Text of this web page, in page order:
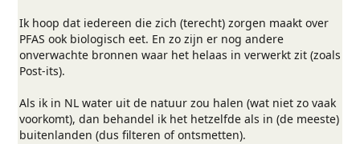
Ik hoop dat iedereen die zich (terecht) zorgen maakt over
PFAS ook biologisch eet. En zo zijn er nog andere
onverwachte bronnen waar het helaas in verwerkt zit (zoals
Post-its).
Als ik in NL water uit de natuur zou halen (wat niet zo vaak
voorkomt), dan behandel ik het hetzelfde als in (de meeste)
buitenlanden (dus filteren of ontsmetten).